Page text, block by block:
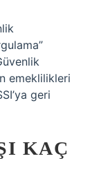
emeklilikleri
geri
KAÇ